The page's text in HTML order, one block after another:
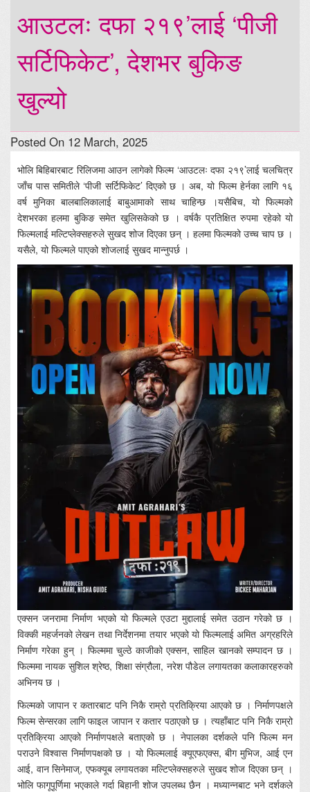
आउटलः दफा २१९’लाई ‘पीजी
सर्टिफिकेट’, देशभर बुकिङ
खुल्यो
Posted On 12 March, 2025
भोलि बिहिबारबाट रिलिजमा आउन लागेको फिल्म ‘आउटलः दफा २१९’लाई चलचित्र
जाँच पास समितीले ‘पीजी सर्टिफिकेट’ दिएको छ । अब, यो फिल्म हेर्नका लागि १६
वर्ष मुनिका बालबालिकालाई बाबुआमाको साथ चाहिन्छ ।यसैबिच, यो फिल्मको
देशभरका हलमा बुकिङ समेत खुलिसकेको छ । वर्षकै प्रतिक्षित रुपमा रहेको यो
फिल्मलाई मल्टिप्लेक्सहरुले सुखद शोज दिएका छन् । हलमा फिल्मको उच्च चाप छ ।
यसैले, यो फिल्मले पाएको शोजलाई सुखद मान्नुपर्छ ।
एक्सन जनरामा निर्माण भएको यो फिल्मले एउटा मुद्दालाई समेत उठान गरेको छ ।
विक्की महर्जनको लेखन तथा निर्देशनमा तयार भएको यो फिल्मलाई अमित अग्रहरिले
निर्माण गरेका हुन् । फिल्ममा चुल्ठे काजीको एक्सन, साहिल खानको सम्पादन छ ।
फिल्ममा नायक सुशिल श्रेष्ठ, शिक्षा संग्रौला, नरेश पौडेल लगायतका कलाकारहरुको
अभिनय छ ।
फिल्मको जापान र कतारबाट पनि निकै राम्रो प्रतिक्रिया आएको छ । निर्माणपक्षले
फिल्म सेन्सरका लागि फाइल जापान र कतार पठाएको छ । त्यहाँबाट पनि निकै राम्रो
प्रतिक्रिया आएको निर्माणपक्षले बताएको छ । नेपालका दर्शकले पनि फिल्म मन
पराउने विश्वास निर्माणपक्षको छ । यो फिल्मलाई क्यूएफएक्स, बीग मुभिज, आई एन
आई, वान सिनेमाज्, एफक्यूब लगायतका मल्टिप्लेक्सहरुले सुखद शोज दिएका छन् ।
भोलि फागूपूर्णिमा भएकाले गर्दा बिहानी शोज उपलब्ध छैन । मध्यान्नबाट भने दर्शकले